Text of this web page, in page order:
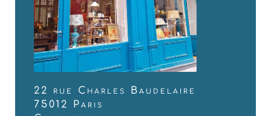
22 rue Charles Baudelaire
75012 Paris